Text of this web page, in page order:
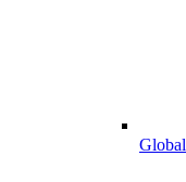
Global